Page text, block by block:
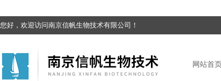
您好，欢迎访问南京信帆生物技术有限公司！
网站首